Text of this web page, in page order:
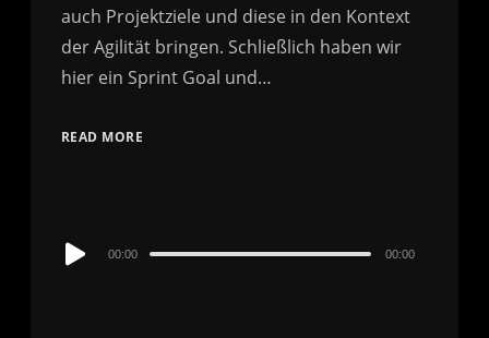
auch Projektziele und diese in den Kontext
der Agilität bringen. Schließlich haben wir
hier ein Sprint Goal und…
READ MORE
Audio
00:00 00:00